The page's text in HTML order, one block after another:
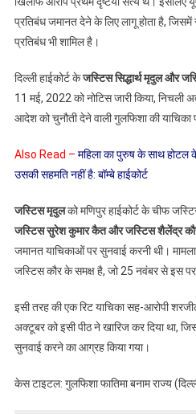
प्रतिबंध जमानत देने के लिए लागू होता है, जिसमें
प्रतिबंध भी शामिल है।
दिल्ली हाईकोर्ट केजस्टिस सिद्धार्थ मृदुल और
11 मई, 2022 को नोटिस जारी किया,
आदेश को चुनौती देने वाली गुलफिशा की याचिका
Also Read – महिला का पुरुष के साथ
उसकी सहमति नहीं है: बॉम्बे हाईकोर्ट
जस्टिस मृदुलको मणिपुर हाईकोर्ट के चीफ
जस्टिस सुरेश कुमार कैत और जस्टिस शैलेंद्र
जमानत याचिकाओं पर सुनवाई करनी थी।
जस्टिस कौर के समक्ष है, जो 25 नवंबर से इस
इसी तरह की एक रिट याचिका सह-आरोपी
अक्टूबर को इसी पीठ ने खारिज कर दिया था,
सुनवाई करने का आग्रह किया गया।
केस टाइटल: गुलफिशा फातिमा बनाम राज्य